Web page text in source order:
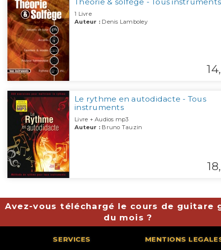
Théorie & solfège - Tous instruments
1 Livre
Auteur : Denis Lamboley
14,
Le rythme en autodidacte - Tous
instruments
Livre + Audios mp3
Auteur : Bruno Tauzin
18,
Avez-vous téléchargé le cours de guitare
du mois ?
SERVICES MENTIONS